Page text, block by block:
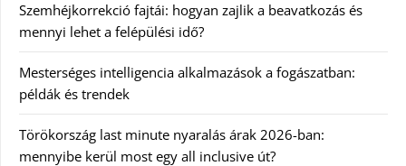
Szemhéjkorrekció fajtái: hogyan zajlik a beavatkozás és
mennyi lehet a felépülési idő?
Mesterséges intelligencia alkalmazások a fogászatban:
példák és trendek
Törökország last minute nyaralás árak 2026-ban:
mennyibe kerül most egy all inclusive út?